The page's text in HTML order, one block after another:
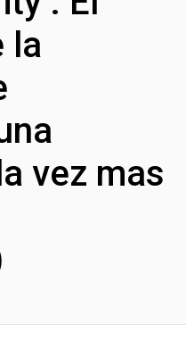
la
vez mas